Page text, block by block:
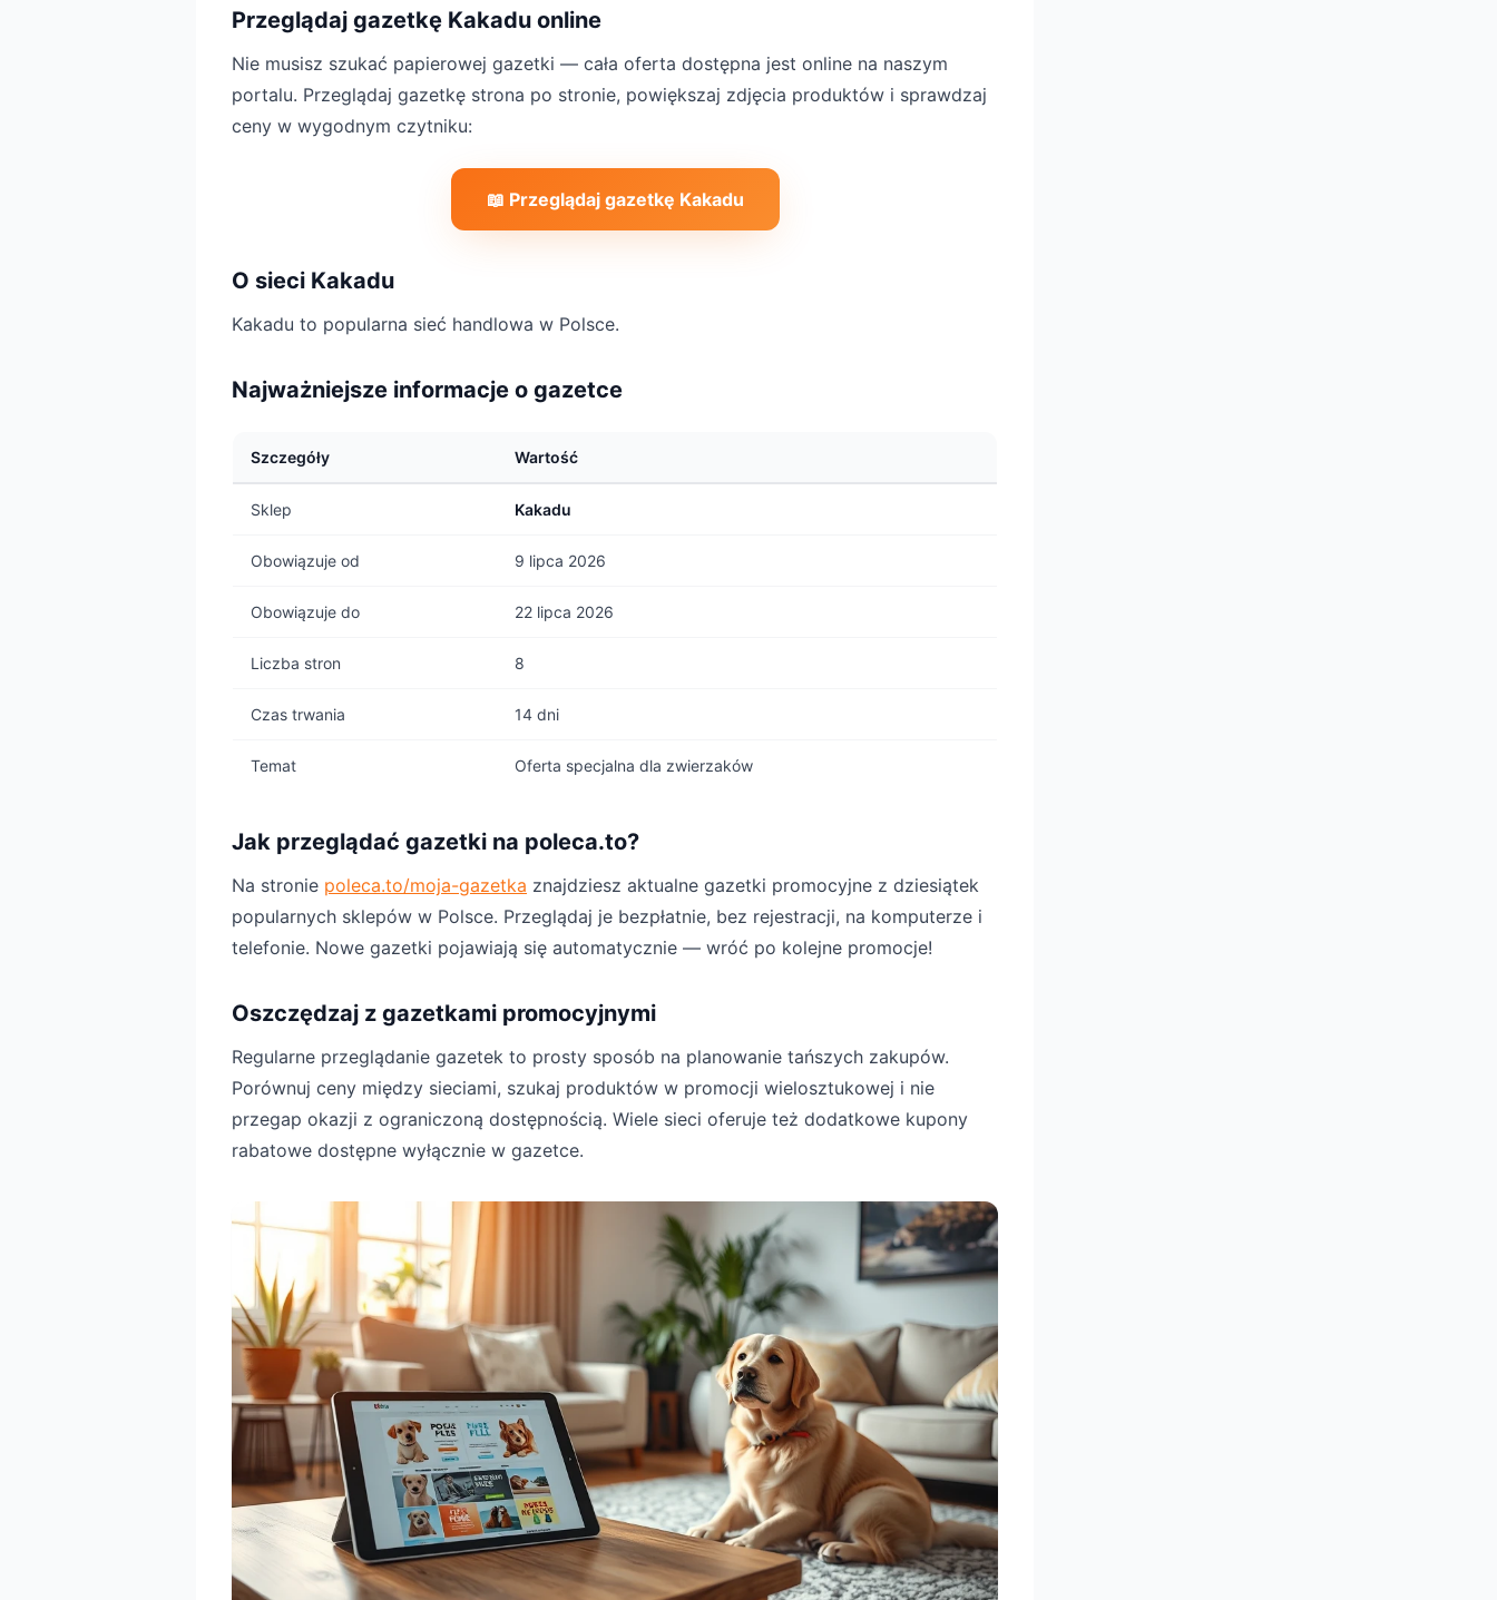
Przeglądaj gazetkę Kakadu online
Nie musisz szukać papierowej gazetki — cała oferta dostępna jest online na naszym
portalu. Przeglądaj gazetkę strona po stronie, powiększaj zdjęcia produktów i sprawdzaj
ceny w wygodnym czytniku:
📖 Przeglądaj gazetkę Kakadu
O sieci Kakadu
Kakadu to popularna sieć handlowa w Polsce.
Najważniejsze informacje o gazetce
Szczegóły Wartość
Sklep Kakadu
Obowiązuje od 9 lipca 2026
Obowiązuje do 22 lipca 2026
Liczba stron 8
Czas trwania 14 dni
Temat Oferta specjalna dla zwierzaków
Jak przeglądać gazetki na poleca.to?
Na stronie poleca.to/moja-gazetka znajdziesz aktualne gazetki promocyjne z dziesiątek
popularnych sklepów w Polsce. Przeglądaj je bezpłatnie, bez rejestracji, na komputerze i
telefonie. Nowe gazetki pojawiają się automatycznie — wróć po kolejne promocje!
Oszczędzaj z gazetkami promocyjnymi
Regularne przeglądanie gazetek to prosty sposób na planowanie tańszych zakupów.
Porównuj ceny między sieciami, szukaj produktów w promocji wielosztukowej i nie
przegap okazji z ograniczoną dostępnością. Wiele sieci oferuje też dodatkowe kupony
rabatowe dostępne wyłącznie w gazetce.